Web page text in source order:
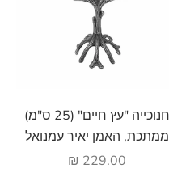
הוסף לעגלה
חנוכייה "עץ חיים" (25 ס"מ)
ממתכת, האמן יאיר עמנואל
מחיר מבצע
229.00 ₪